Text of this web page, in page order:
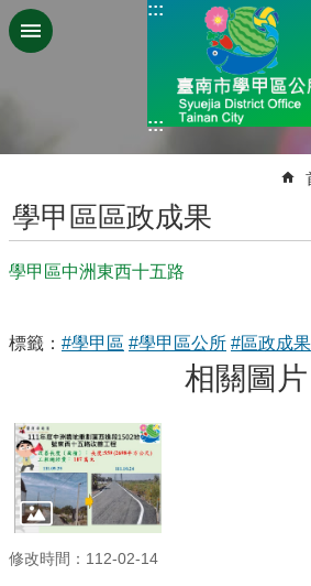
跳到主要內容區塊
:::
:::
學甲區區政成果
學甲區中洲東西十五路
標籤： #學甲區 #學甲區公所 #區政成果
相關圖片
修改時間：112-02-14